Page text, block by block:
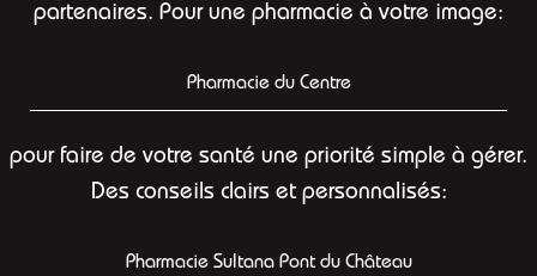
partenaires. Pour une pharmacie à votre image:
Pharmacie du Centre
pour faire de votre santé une priorité simple à gérer.
Des conseils clairs et personnalisés:
Pharmacie Sultana Pont du Château